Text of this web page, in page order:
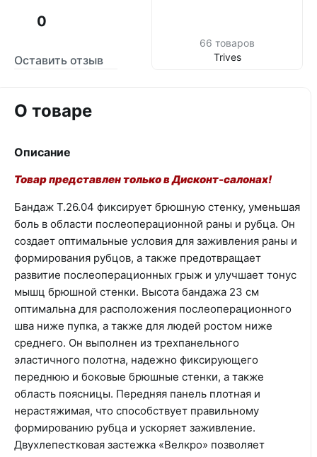
0
Оставить отзыв
66 товаров
Trives
О товаре
Описание
Товар представлен только в Дисконт-салонах!
Бандаж Т.26.04 фиксирует брюшную стенку, уменьшая
боль в области послеоперационной раны и рубца. Он
создает оптимальные условия для заживления раны и
формирования рубцов, а также предотвращает
развитие послеоперационных грыж и улучшает тонус
мышц брюшной стенки. Высота бандажа 23 см
оптимальна для расположения послеоперационного
шва ниже пупка, а также для людей ростом ниже
среднего. Он выполнен из трехпанельного
эластичного полотна, надежно фиксирующего
переднюю и боковые брюшные стенки, а также
область поясницы. Передняя панель плотная и
нерастяжимая, что способствует правильному
формированию рубца и ускоряет заживление.
Двухлепестковая застежка «Велкро» позволяет